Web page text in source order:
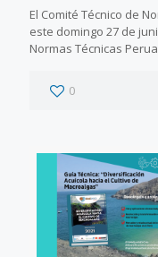
El Comité Técnico de
este domingo 27 de
Normas Técnicas
0